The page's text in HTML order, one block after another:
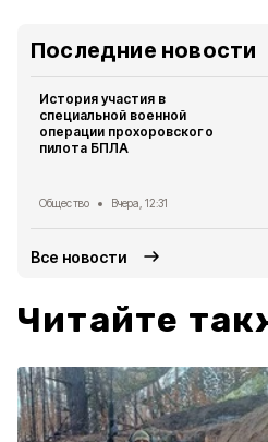
Последние новости
История участия в
специальной военной
операции прохоровского
пилота БПЛА
Общество Вчера, 12:31
Все новости
Читайте